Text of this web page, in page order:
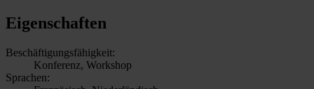
Eigenschaften
Beschäftigungsfähigkeit:
Konferenz, Workshop
Sprachen: